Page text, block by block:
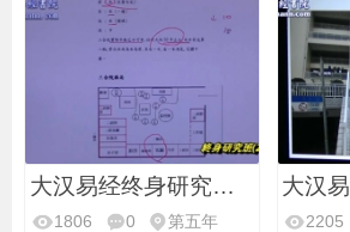
大汉易经终身研究班第
1806 0 第五年 2205